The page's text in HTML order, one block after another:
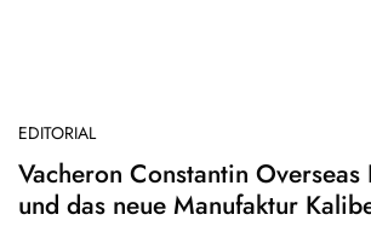
EDITORIAL
Vacheron Constantin Overseas
und das neue Manufaktur